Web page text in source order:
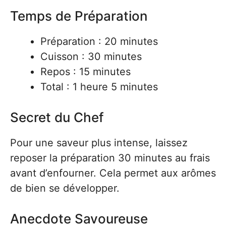
Temps de Préparation
Préparation : 20 minutes
Cuisson : 30 minutes
Repos : 15 minutes
Total : 1 heure 5 minutes
Secret du Chef
Pour une saveur plus intense, laissez
reposer la préparation 30 minutes au frais
avant d’enfourner. Cela permet aux arômes
de bien se développer.
Anecdote Savoureuse